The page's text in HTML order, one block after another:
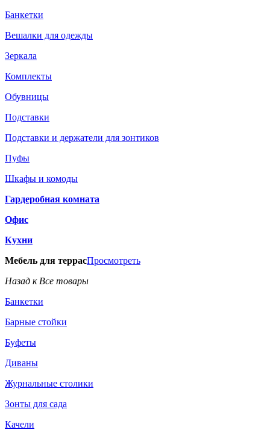
Банкетки
Вешалки для одежды
Зеркала
Комплекты
Обувницы
Подставки
Подставки и держатели для зонтиков
Пуфы
Шкафы и комоды
Гардеробная комната
Офис
Кухни
Мебель для террасПросмотреть
Назад к Все товары
Банкетки
Барные стойки
Буфеты
Диваны
Журнальные столики
Зонты для сада
Качели